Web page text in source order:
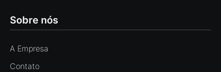
Sobre nós
A Empresa
Contato